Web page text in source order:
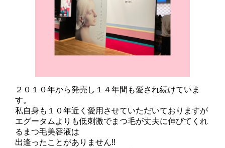
２０１０年から発売し１４年間も愛され続けていま
す。
私自身も１０年近く愛用させていただいておりますが
エグータムよりも低刺激でまつ毛が丈夫に伸びてくれ
るまつ毛美容液は
出逢ったことがありません‼